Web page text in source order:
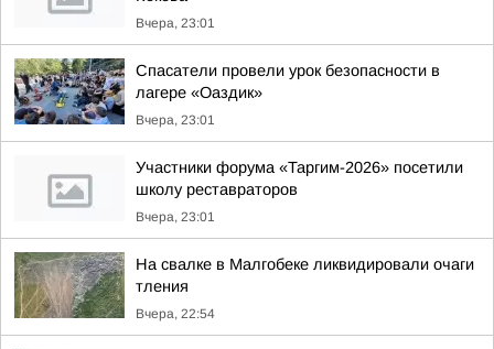
Вчера, 23:01
Спасатели провели урок безопасности в
лагере «Оаздик»
Вчера, 23:01
Участники форума «Таргим-2026» посетили
школу реставраторов
Вчера, 23:01
На свалке в Малгобеке ликвидировали очаги
тления
Вчера, 22:54